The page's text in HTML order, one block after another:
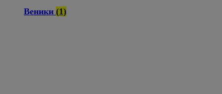
Веники (1)